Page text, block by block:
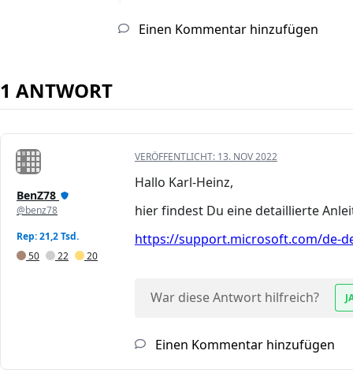
Einen Kommentar hinzufügen
1 ANTWORT
BenZ78
@benz78
Rep: 21,2 Tsd.
50
22 20
VERÖFFENTLICHT: 13. NOV 2022
Hallo Karl-Heinz,
hier findest Du eine detaillierte
https://support.microsoft.com/de-
War diese Antwort hilfreich?
Einen Kommentar hinzufügen